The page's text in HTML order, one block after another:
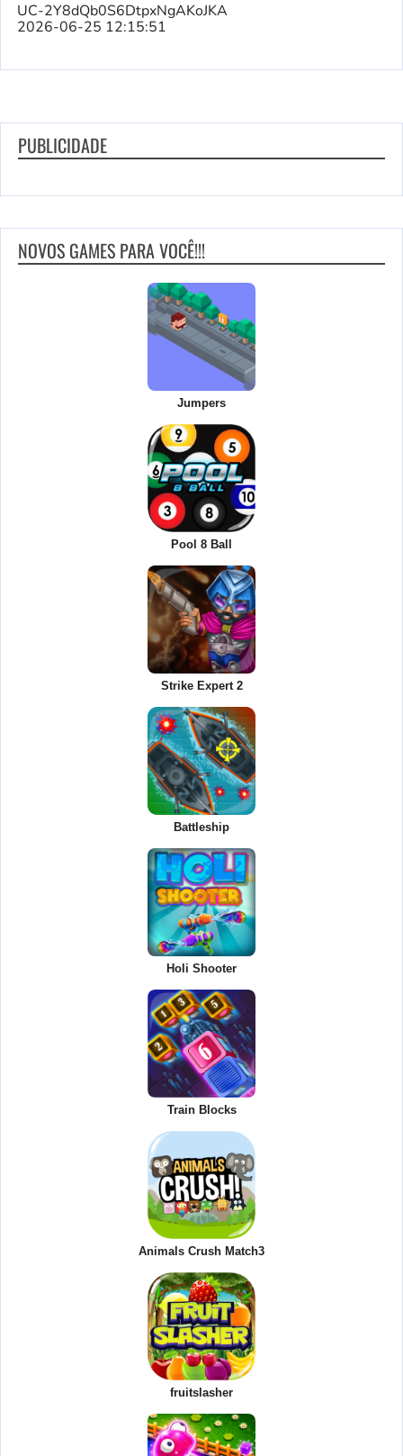
UC-2Y8dQb0S6DtpxNgAKoJKA
2026-06-25 12:15:51
PUBLICIDADE
NOVOS GAMES PARA VOCÊ!!!
Jumpers
Pool 8 Ball
Strike Expert 2
Battleship
Holi Shooter
Train Blocks
Animals Crush Match3
fruitslasher